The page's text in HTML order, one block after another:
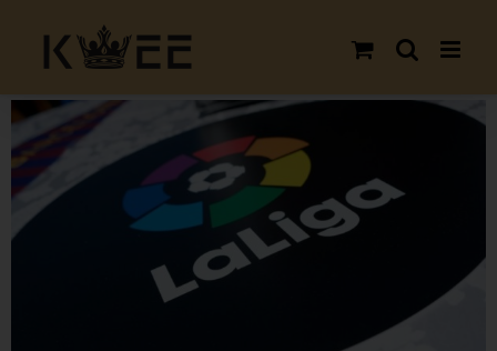
content
View
Larger
Image